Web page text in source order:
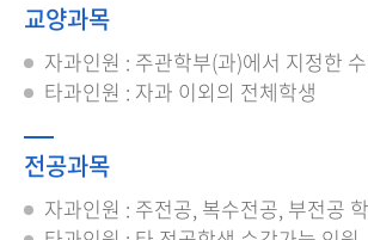
교양과목
자과인원 : 주관학부(과)에서 지정한
타과인원 : 자과 이외의 전체학생
전공과목
자과인원 : 주전공, 복수전공, 부전공